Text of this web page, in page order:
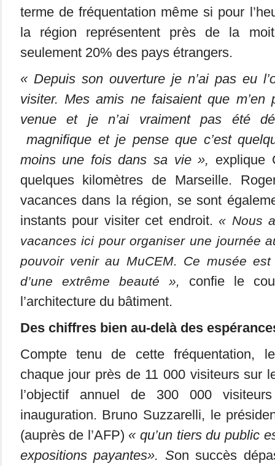
terme de fréquentation même si pour
la région représentent près de la
seulement 20% des pays étrangers.
« Depuis son ouverture je n’ai pas eu
visiter. Mes amis ne faisaient que m’en
venue et je n’ai vraiment pas été
magnifique et je pense que c’est
moins une fois dans sa vie », explique
quelques kilomètres de Marseille.
vacances dans la région, se sont
instants pour visiter cet endroit. « Nous
vacances ici pour organiser une journée
pouvoir venir au MuCEM. Ce musée
d’une extrême beauté », confie le
l’architecture du bâtiment.
Des chiffres bien au-delà des
Compte tenu de cette fréquentation,
chaque jour près de 11 000 visiteurs sur
l’objectif annuel de 300 000
inauguration. Bruno Suzzarelli, le
(auprès de l’AFP) « qu’un tiers du public
expositions payantes». Son succès